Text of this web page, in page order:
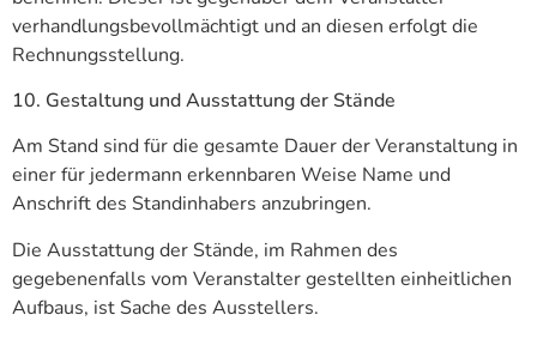
verhandlungsbevollmächtigt und an diesen erfolgt die
Rechnungsstellung.
10. Gestaltung und Ausstattung der Stände
Am Stand sind für die gesamte Dauer der Veranstaltung in
einer für jedermann erkennbaren Weise Name und
Anschrift des Standinhabers anzubringen.
Die Ausstattung der Stände, im Rahmen des
gegebenenfalls vom Veranstalter gestellten einheitlichen
Aufbaus, ist Sache des Ausstellers.